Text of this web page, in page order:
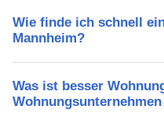
Wie finde ich schnell
Mannheim?
Was ist besser